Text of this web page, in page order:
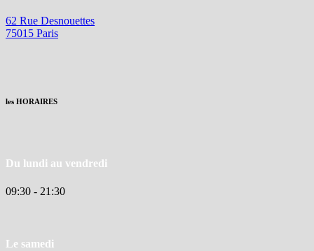
62 Rue Desnouettes
75015 Paris
les HORAIRES
Du lundi au vendredi
09:30 - 21:30
Le samedi